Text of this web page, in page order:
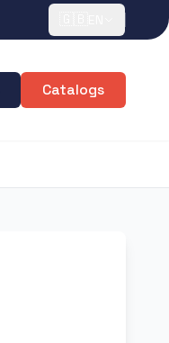
Catalogs